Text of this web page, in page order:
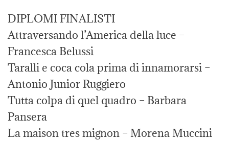
DIPLOMI FINALISTI
Attraversando l’America della luce –
Francesca Belussi
Taralli e coca cola prima di innamorarsi –
Antonio Junior Ruggiero
Tutta colpa di quel quadro – Barbara
Pansera
La maison tres mignon – Morena Muccini